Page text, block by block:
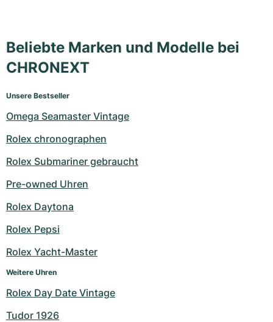
Beliebte Marken und Modelle bei
CHRONEXT
Unsere Bestseller
Omega Seamaster Vintage
Rolex chronographen
Rolex Submariner gebraucht
Pre-owned Uhren
Rolex Daytona
Rolex Pepsi
Rolex Yacht-Master
Weitere Uhren
Rolex Day Date Vintage
Tudor 1926